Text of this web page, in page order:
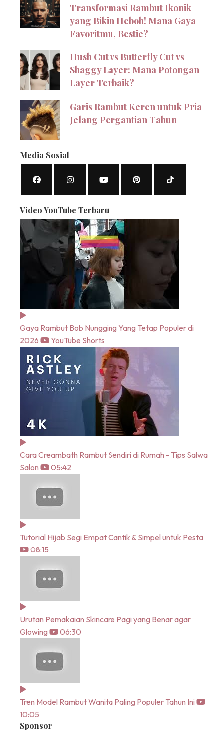
Transformasi Rambut Ikonik
yang Bikin Heboh! Mana Gaya
Favoritmu, Bestie?
Hush Cut vs Butterfly Cut vs
Shaggy Layer: Mana Potongan
Layer Terbaik?
Garis Rambut Keren untuk Pria
Jelang Pergantian Tahun
Media Sosial
Video YouTube Terbaru
Gaya Rambut Bob Nungging Yang Tetap Populer di
2026
YouTube Shorts
Cara Creambath Rambut Sendiri di Rumah - Tips Salwa
Salon
05:42
Tutorial Hijab Segi Empat Cantik & Simpel untuk Pesta
08:15
Urutan Pemakaian Skincare Pagi yang Benar agar
Glowing
06:30
Tren Model Rambut Wanita Paling Populer Tahun Ini
10:05
Sponsor